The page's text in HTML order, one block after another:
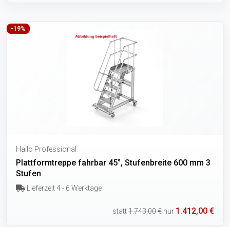
-19%
Hailo Professional
Plattformtreppe fahrbar 45°, Stufenbreite 600 mm 3
Stufen
Lieferzeit 4 - 6 Werktage
statt1.743,00 € nur 1.412,00 €